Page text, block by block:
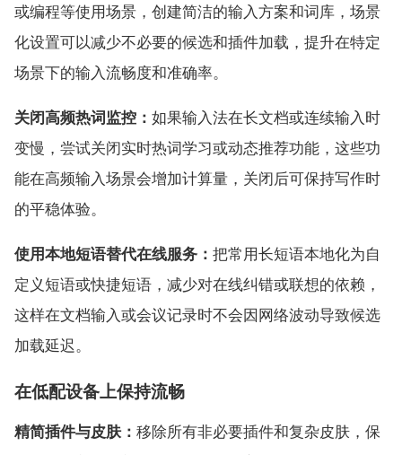
或编程等使用场景，创建简洁的输入方案和词库，场景
化设置可以减少不必要的候选和插件加载，提升在特定
场景下的输入流畅度和准确率。
关闭高频热词监控： 如果输入法在长文档或连续输入时
变慢，尝试关闭实时热词学习或动态推荐功能，这些功
能在高频输入场景会增加计算量，关闭后可保持写作时
的平稳体验。
使用本地短语替代在线服务： 把常用长短语本地化为自
定义短语或快捷短语，减少对在线纠错或联想的依赖，
这样在文档输入或会议记录时不会因网络波动导致候选
加载延迟。
在低配设备上保持流畅
精简插件与皮肤： 移除所有非必要插件和复杂皮肤，保